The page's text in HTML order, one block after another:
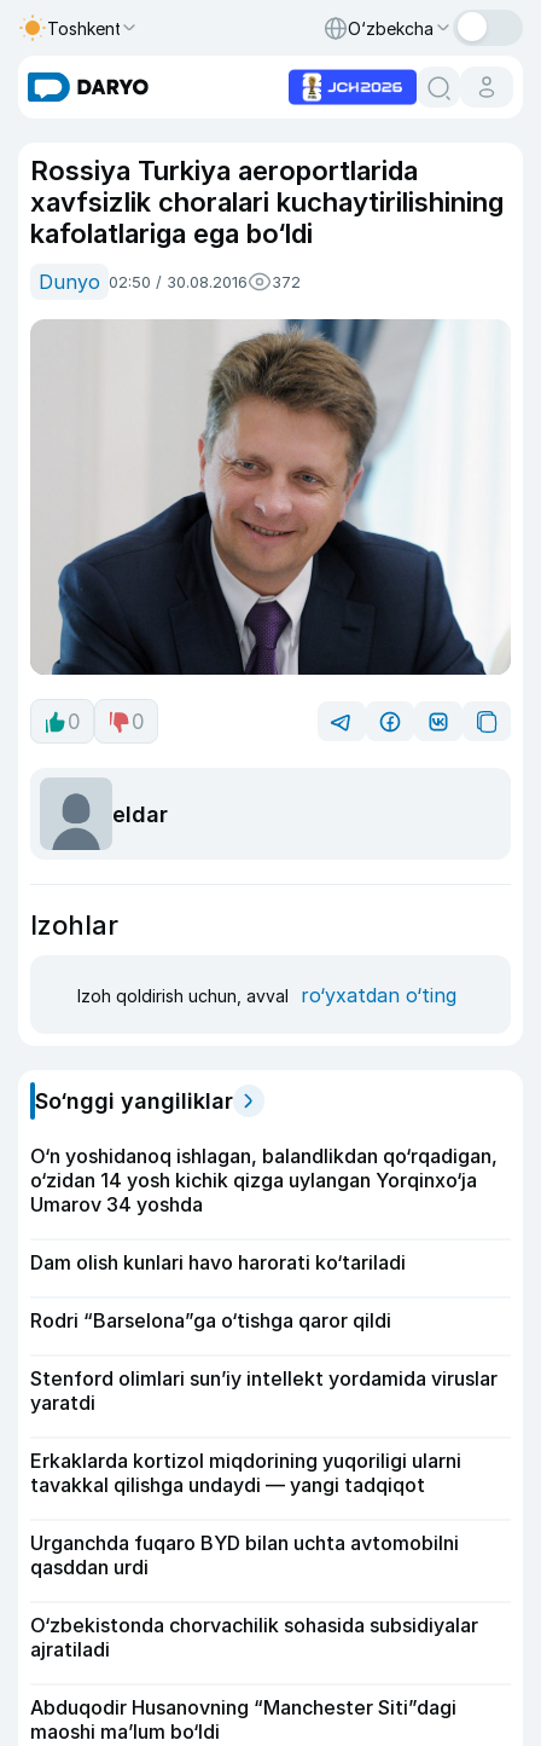
Toshkent O‘zbekcha
Rossiya Turkiya aeroportlarida
xavfsizlik choralari kuchaytirilishining
kafolatlariga ega bo‘ldi
Dunyo 02:50 / 30.08.2016 372
0 0
eldar
Izohlar
Izoh qoldirish uchun, avval ro‘yxatdan o‘ting
So‘nggi yangiliklar
O‘n yoshidanoq ishlagan, balandlikdan qo‘rqadigan,
o‘zidan 14 yosh kichik qizga uylangan Yorqinxo‘ja
Umarov 34 yoshda
Dam olish kunlari havo harorati ko‘tariladi
Rodri “Barselona”ga o‘tishga qaror qildi
Stenford olimlari sun’iy intellekt yordamida viruslar
yaratdi
Erkaklarda kortizol miqdorining yuqoriligi ularni
tavakkal qilishga undaydi — yangi tadqiqot
Urganchda fuqaro BYD bilan uchta avtomobilni
qasddan urdi
O‘zbekistonda chorvachilik sohasida subsidiyalar
ajratiladi
Abduqodir Husanovning “Manchester Siti”dagi
maoshi ma’lum bo‘ldi